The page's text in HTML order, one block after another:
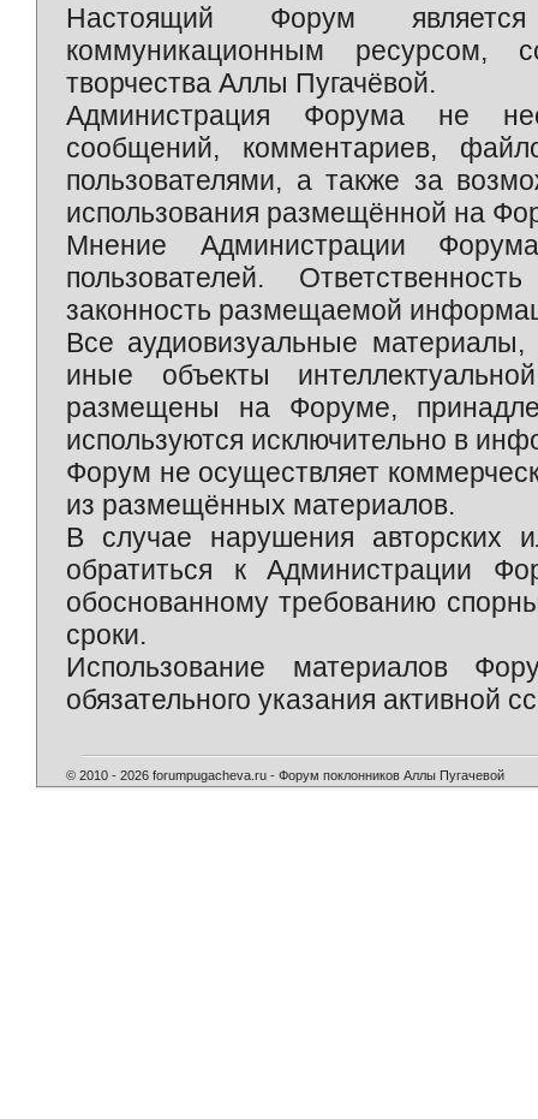
Настоящий Форум является
коммуникационным ресурсом,
творчества Аллы Пугачёвой.
Администрация Форума не
сообщений, комментариев,
пользователями, а также за
использования размещённой на
Мнение Администрации
пользователей.
законность размещаемой
Все аудиовизуальные
иные объекты
размещены на Форуме,
используются исключительно в
Форум не осуществляет
из размещённых материалов.
В случае нарушения авторских
обратиться к Администрации
обоснованному требованию
сроки.
Использование материалов
обязательного указания активной
© 2010 - 2026 forumpugacheva.ru - Форум поклонников Аллы Пугачевой